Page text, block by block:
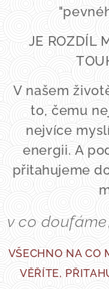
JE ROZDÍL
V našem
to, čemu
nejvíce
energii. A
přitahujeme
v co doufáme
VŠECHNO NA CO
VĚŘÍTE,